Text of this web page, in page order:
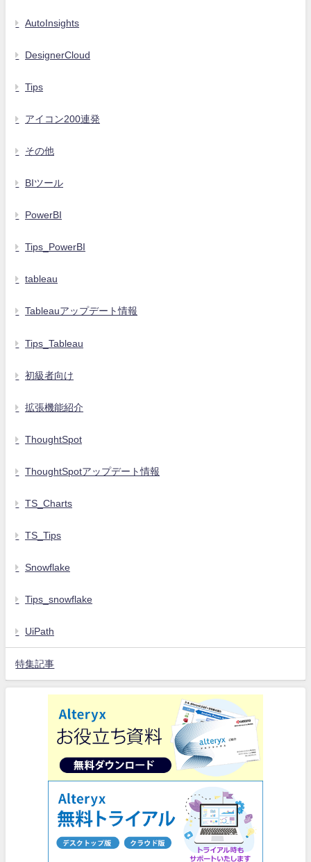
AutoInsights
DesignerCloud
Tips
アイコン200連発
その他
BIツール
PowerBI
Tips_PowerBI
tableau
Tableauアップデート情報
Tips_Tableau
初級者向け
拡張機能紹介
ThoughtSpot
ThoughtSpotアップデート情報
TS_Charts
TS_Tips
Snowflake
Tips_snowflake
UiPath
特集記事